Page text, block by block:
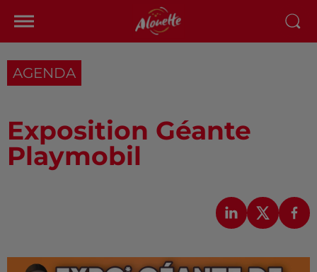
AGENDA
Exposition Géante
Playmobil